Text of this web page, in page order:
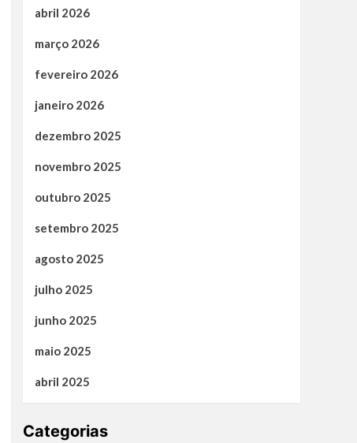
abril 2026
março 2026
fevereiro 2026
janeiro 2026
dezembro 2025
novembro 2025
outubro 2025
setembro 2025
agosto 2025
julho 2025
junho 2025
maio 2025
abril 2025
Categorias